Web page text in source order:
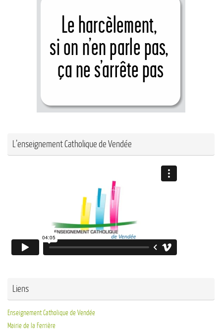
L’enseignement Catholique de Vendée
Liens
Enseignement Catholique de Vendée
Mairie de la Ferrière